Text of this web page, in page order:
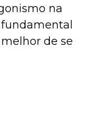
na
de se